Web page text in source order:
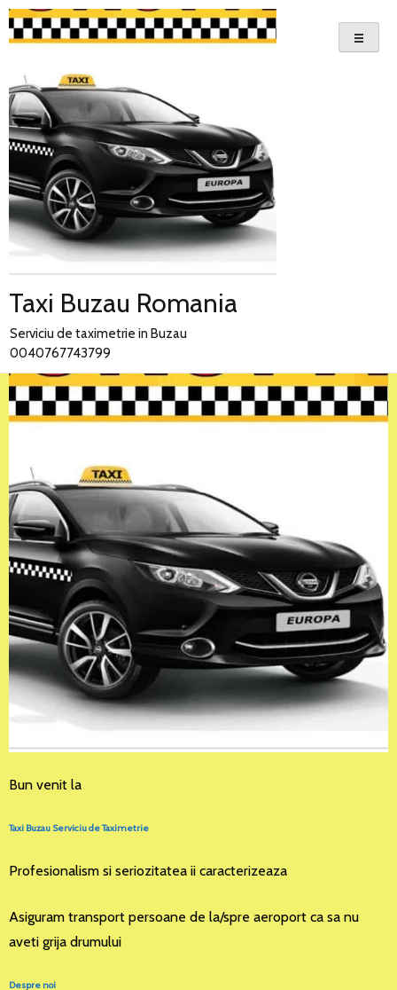
Skip
to
Taxi Buzau Romania
Serviciu de taximetrie in Buzau
0040767743799
Bun venit la
Taxi Buzau Serviciu de Taximetrie
Profesionalism si seriozitatea ii caracterizeaza
Asiguram transport persoane de la/spre aeroport ca sa nu
aveti grija drumului
Despre noi